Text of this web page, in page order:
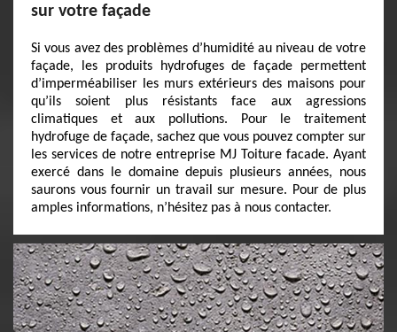
sur votre façade
Si vous avez des problèmes d’humidité au niveau de votre
façade, les produits hydrofuges de façade permettent
d’imperméabiliser les murs extérieurs des maisons pour
qu’ils soient plus résistants face aux agressions
climatiques et aux pollutions. Pour le traitement
hydrofuge de façade, sachez que vous pouvez compter sur
les services de notre entreprise MJ Toiture facade. Ayant
exercé dans le domaine depuis plusieurs années, nous
saurons vous fournir un travail sur mesure. Pour de plus
amples informations, n’hésitez pas à nous contacter.